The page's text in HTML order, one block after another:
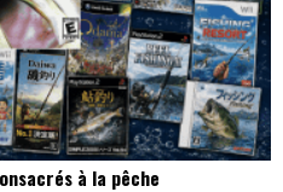
à la pêche